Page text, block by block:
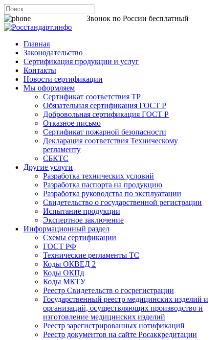
Звонок по России бесплатный
Главная
Законодательство
Сертификация продукции и услуг
Контакты
Новости сертификации
Мы оформляем
Сертификат соответствия ТР
Обязательная сертификация ГОСТ Р
Добровольная сертификация ГОСТ Р
Отказное письмо
Сертификат пожарной безопасности
Декларация соответствия Техническому
регламенту
СБКТС
Другие услуги
Разработка технических условий
Разработка паспорта на продукцию
Разработка руководства по эксплуатации
Свидетельство о государственной регистрации
Испытание продукции
Экспертное заключение
Информационный раздел
Схемы сертификации
ГОСТ РФ
Технические регламенты ТС
Коды ОКВЕД 2
Коды ОКПд
Коды МКТУ
Реестр Свидетельств о госрегистрации
Государственный реестр медицинских изделий и
организаций, осуществляющих производство и
изготовление медицинских изделий
Реестр зарегистрированных нотификаций
Реестр документов на сайте Росаккредитации